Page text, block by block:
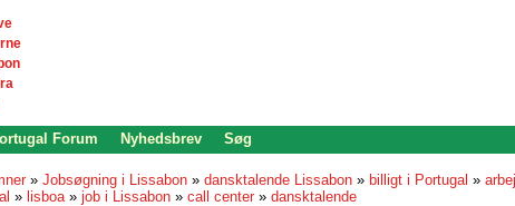
Forum Nyhedsbrev Søg
» Jobsøgning i Lissabon » dansktalende Lissabon » billigt i Portugal »
» lisboa» job i Lissabon » call center » dansktalende